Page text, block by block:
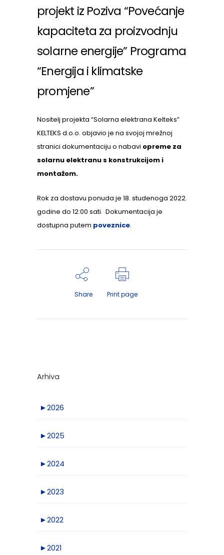
projekt iz Poziva “Povećanje
kapaciteta za proizvodnju
solarne energije” Programa
“Energija i klimatske
promjene”
Nositelj projekta “Solarna elektrana Kelteks”
KELTEKS d.o.o. objavio je na svojoj mrežnoj
stranici dokumentaciju o nabavi opreme za
solarnu elektranu s konstrukcijom i
montažom.
Rok za dostavu ponuda je 18. studenoga 2022.
godine do 12:00 sati. Dokumentacija je
dostupna putem poveznice.
Share Print page
Arhiva
►2026
►2025
►2024
►2023
►2022
►2021